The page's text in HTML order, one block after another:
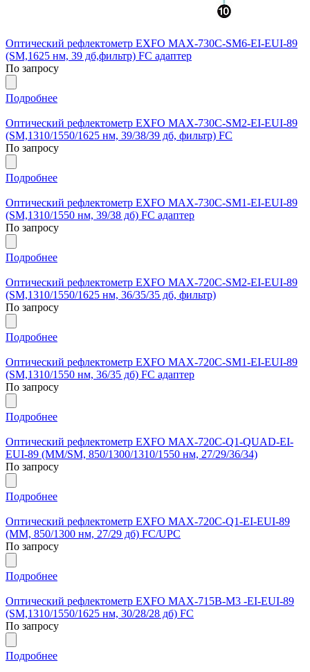
Оптический рефлектометр EXFO MAX-730C-SM6-EI-EUI-89
(SM,1625 нм, 39 дб,фильтр) FC адаптер
По запросу
Подробнее
Оптический рефлектометр EXFO MAX-730C-SM2-EI-EUI-89
(SM,1310/1550/1625 нм, 39/38/39 дб, фильтр) FC
По запросу
Подробнее
Оптический рефлектометр EXFO MAX-730C-SM1-EI-EUI-89
(SM,1310/1550 нм, 39/38 дб) FC адаптер
По запросу
Подробнее
Оптический рефлектометр EXFO MAX-720C-SM2-EI-EUI-89
(SM,1310/1550/1625 нм, 36/35/35 дб, фильтр)
По запросу
Подробнее
Оптический рефлектометр EXFO MAX-720C-SM1-EI-EUI-89
(SM,1310/1550 нм, 36/35 дб) FC адаптер
По запросу
Подробнее
Оптический рефлектометр EXFO MAX-720C-Q1-QUAD-EI-
EUI-89 (ММ/SМ, 850/1300/1310/1550 нм, 27/29/36/34)
По запросу
Подробнее
Оптический рефлектометр EXFO MAX-720C-Q1-EI-EUI-89
(ММ, 850/1300 нм, 27/29 дб) FC/UPC
По запросу
Подробнее
Оптический рефлектометр EXFO MAX-715B-M3 -EI-EUI-89
(SM,1310/1550/1625 нм, 30/28/28 дб) FC
По запросу
Подробнее